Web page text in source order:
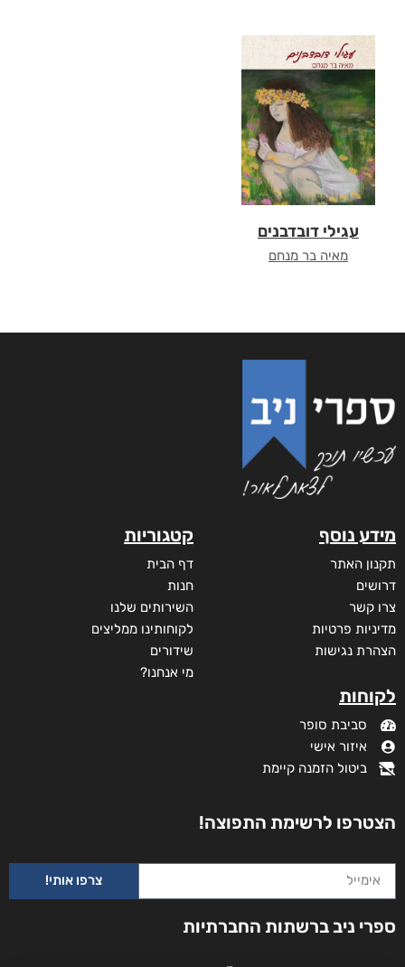
עגילי דובדבנים
מאיה בר מנחם
מידע נוסף
תקנון האתר
דרושים
צרו קשר
מדיניות פרטיות
הצהרת נגישות
לקוחות
סביבת סופר
איזור אישי
ביטול הזמנה קיימת
קטגוריות
דף הבית
חנות
השירותים שלנו
לקוחותינו ממליצים
שידורים
מי אנחנו?
הצטרפו לרשימת התפוצה!
צרפו אותי!
ספרי ניב ברשתות החברתיות